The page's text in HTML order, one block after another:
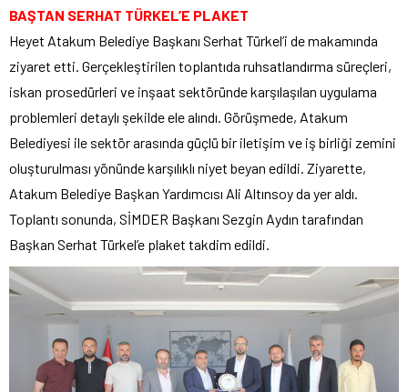
BAŞTAN SERHAT TÜRKEL’E PLAKET
Heyet Atakum Belediye Başkanı Serhat Türkel’i de makamında
ziyaret etti. Gerçekleştirilen toplantıda ruhsatlandırma süreçleri,
iskan prosedürleri ve inşaat sektöründe karşılaşılan uygulama
problemleri detaylı şekilde ele alındı. Görüşmede, Atakum
Belediyesi ile sektör arasında güçlü bir iletişim ve iş birliği zemini
oluşturulması yönünde karşılıklı niyet beyan edildi. Ziyarette,
Atakum Belediye Başkan Yardımcısı Ali Altınsoy da yer aldı.
Toplantı sonunda, SİMDER Başkanı Sezgin Aydın tarafından
Başkan Serhat Türkel’e plaket takdim edildi.